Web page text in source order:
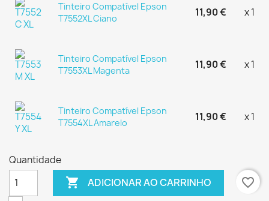
Tinteiro Compatível Epson
T7552XL Ciano
11,90 € x 1
Tinteiro Compatível Epson
T7553XL Magenta
11,90 € x 1
Tinteiro Compatível Epson
T7554XL Amarelo
11,90 € x 1
Quantidade
 ADICIONAR AO CARRINHO favorite_border